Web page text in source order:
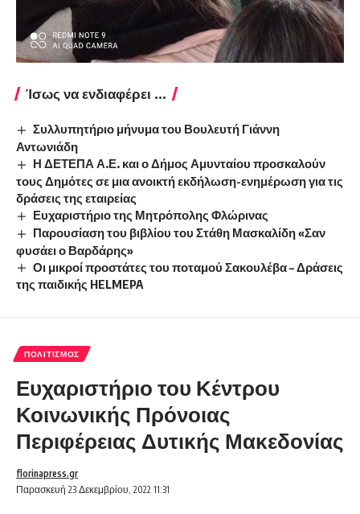
Ίσως να ενδιαφέρει ...
Συλλυπητήριο μήνυμα του Βουλευτή Γιάννη
Αντωνιάδη
Η ΔΕΤΕΠΑ Α.Ε. και ο Δήμος Αμυνταίου προσκαλούν
τους Δημότες σε μια ανοικτή εκδήλωση-ενημέρωση για τις
δράσεις της εταιρείας
Ευχαριστήριο της Μητρόπολης Φλώρινας
Παρουσίαση του βιβλίου του Στάθη Μασκαλίδη «Σαν
φυσάει ο Βαρδάρης»
Οι μικροί προστάτες του ποταμού Σακουλέβα – Δράσεις
της παιδικής HELMEPA
ΠΟΛΙΤΙΣΜΌΣ
Ευχαριστήριο του Κέντρου
Κοινωνικής Πρόνοιας
Περιφέρειας Δυτικής Μακεδονίας
Παρασκευή 23 Δεκεμβρίου, 2022 11:31
florinapress.gr